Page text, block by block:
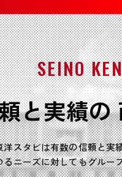
SEINO
と実績の
洋スタビは有数の信頼と実
るニーズに対してもグルー